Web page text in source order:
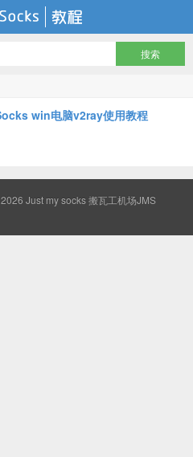
win电脑v2ray使用教程
Just my socks 搬瓦工机场JMS